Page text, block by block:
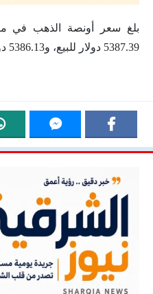
بلغ سعر أونصة الذهب في
5387.39 دولار للبيع، و5386.13 دولار للشراء.